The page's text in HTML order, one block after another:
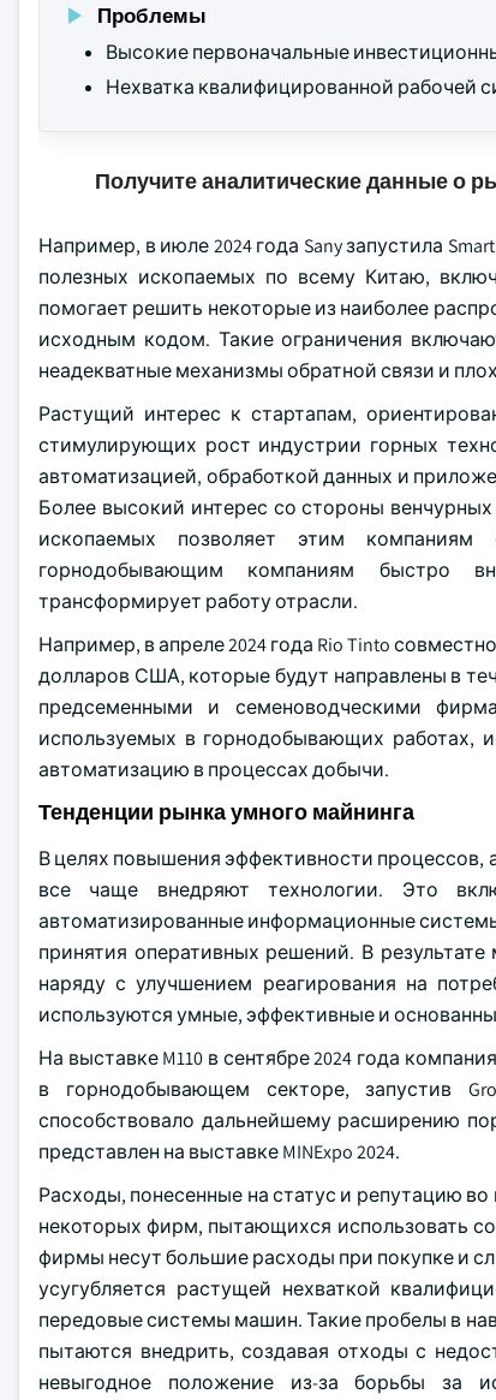
Проблемы
Высокие первоначальные
Нехватка квалифицированной рабочей
Получите аналитические данные о
Например, в июле 2024 года Sany запустила
полезных ископаемых по всему Китаю,
помогает решить некоторые из наиболее
исходным кодом. Такие ограничения
неадекватные механизмы обратной связи и
Растущий интерес к стартапам,
стимулирующих рост индустрии горных
автоматизацией, обработкой данных и
Более высокий интерес со стороны
ископаемых позволяет этим компаниям
горнодобывающим компаниям быстро
трансформирует работу отрасли.
Например, в апреле 2024 года Rio Tinto
долларов США, которые будут направлены в
предсеменными и семеноводческими
используемых в горнодобывающих работах,
автоматизацию в процессах добычи.
Тенденции рынка умного майнинга
В целях повышения эффективности
все чаще внедряют технологии. Это
автоматизированные информационные
принятия оперативных решений. В
наряду с улучшением реагирования на
используются умные, эффективные и
На выставке M110 в сентябре 2024 года
в горнодобывающем секторе, запустив
способствовало дальнейшему расширению
представлен на выставке MINExpo 2024.
Расходы, понесенные на статус и репутацию
некоторых фирм, пытающихся использовать
фирмы несут большие расходы при покупке и
усугубляется растущей нехваткой
передовые системы машин. Такие пробелы в
пытаются внедрить, создавая отходы с
невыгодное положение из-за борьбы за